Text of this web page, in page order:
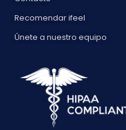
Recomendar ifeel
Únete a nuestro equipo